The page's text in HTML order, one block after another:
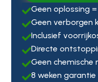
Geen oplossing
Geen verborgen
Inclusief
Directe
Geen chemische
8 weken garantie